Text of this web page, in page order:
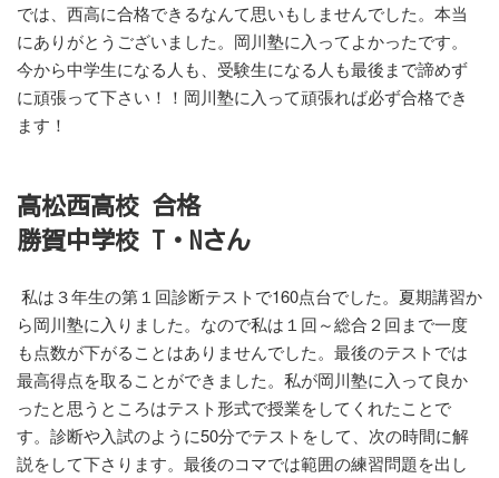
では、西高に合格できるなんて思いもしませんでした。本当
にありがとうございました。岡川塾に入ってよかったです。
今から中学生になる人も、受験生になる人も最後まで諦めず
に頑張って下さい！！岡川塾に入って頑張れば必ず合格でき
ます！
高松西高校 合格
勝賀中学校 T・Nさん
私は３年生の第１回診断テストで160点台でした。夏期講習か
ら岡川塾に入りました。なので私は１回～総合２回まで一度
も点数が下がることはありませんでした。最後のテストでは
最高得点を取ることができました。私が岡川塾に入って良か
ったと思うところはテスト形式で授業をしてくれたことで
す。診断や入試のように50分でテストをして、次の時間に解
説をして下さります。最後のコマでは範囲の練習問題を出し